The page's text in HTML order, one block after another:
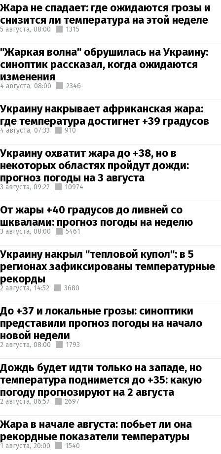
Жара не спадает: где ожидаются грозы и
снизится ли температура на этой неделе
5 августа, 08:00 1315
"Жаркая волна" обрушилась на Украину:
синоптик рассказал, когда ожидаются
изменения
4 августа, 08:00 2346
Украину накрывает африканская жара:
где температура достигнет +39 градусов
4 августа, 07:33 910
Украину охватит жара до +38, но в
некоторых областях пройдут дожди:
прогноз погоды на 3 августа
3 августа, 09:27 10974
От жары +40 градусов до ливней со
шквалами: прогноз погоды на неделю
3 августа, 08:00 5461
Украину накрыл "тепловой купол": в 5
регионах зафиксированы температурные
рекорды
2 августа, 14:52 3680
До +37 и локальные грозы: синоптики
представили прогноз погоды на начало
новой недели
2 августа, 08:00 1793
Дождь будет идти только на западе, но
температура поднимется до +35: какую
погоду прогнозируют на 2 августа
2 августа, 06:57 2697
Жара в начале августа: побьет ли она
рекордные показатели температуры
1 августа, 20:00 1540